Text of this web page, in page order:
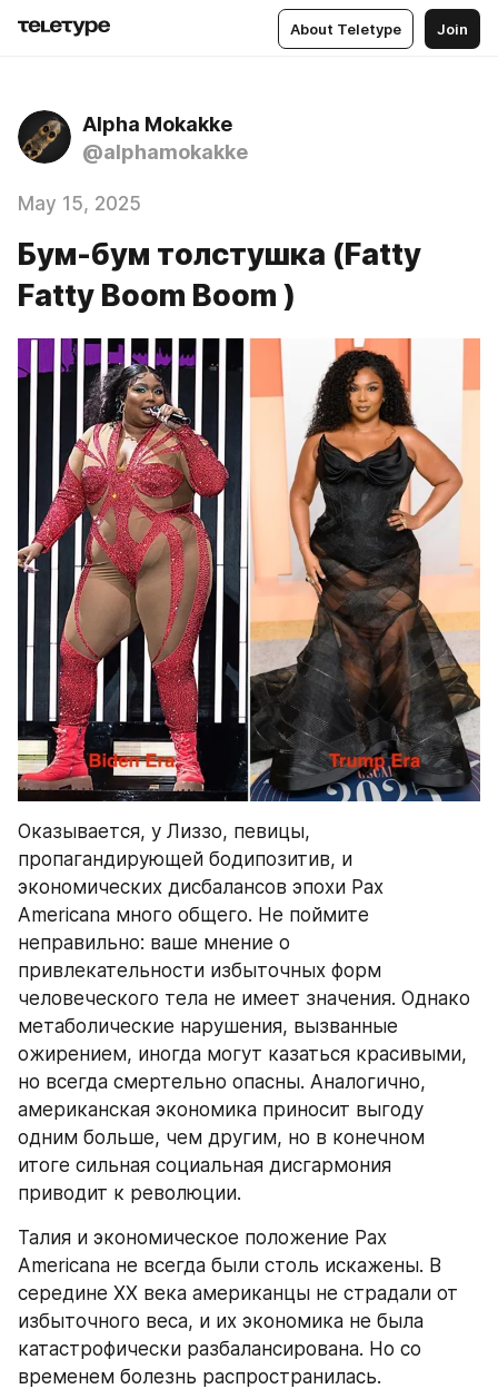
About Teletype Join
Alpha Mokakke
@alphamokakke
May 15, 2025
Бум-бум толстушка (Fatty
Fatty Boom Boom )
Оказывается, у Лиззо, певицы,
пропагандирующей бодипозитив, и
экономических дисбалансов эпохи Pax
Americana много общего. Не поймите
неправильно: ваше мнение о
привлекательности избыточных форм
человеческого тела не имеет значения. Однако
метаболические нарушения, вызванные
ожирением, иногда могут казаться красивыми,
но всегда смертельно опасны. Аналогично,
американская экономика приносит выгоду
одним больше, чем другим, но в конечном
итоге сильная социальная дисгармония
приводит к революции.
Талия и экономическое положение Pax
Americana не всегда были столь искажены. В
середине XX века американцы не страдали от
избыточного веса, и их экономика не была
катастрофически разбалансирована. Но со
временем болезнь распространилась.